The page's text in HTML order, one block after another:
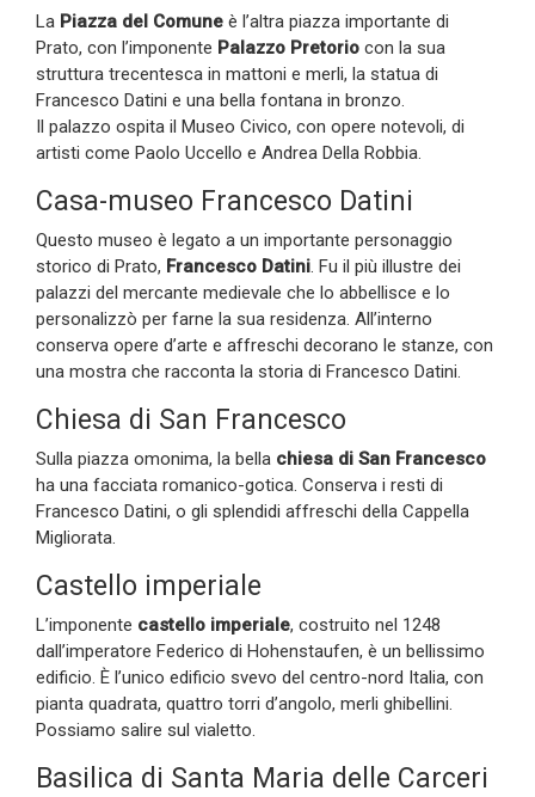
La Piazza del Comune è l’altra piazza importante di
Prato, con l’imponente Palazzo Pretorio con la sua
struttura trecentesca in mattoni e merli, la statua di
Francesco Datini e una bella fontana in bronzo.
Il palazzo ospita il Museo Civico, con opere notevoli, di
artisti come Paolo Uccello e Andrea Della Robbia.
Casa-museo Francesco Datini
Questo museo è legato a un importante personaggio
storico di Prato, Francesco Datini . Fu il più illustre dei
palazzi del mercante medievale che lo abbellisce e lo
personalizzò per farne la sua residenza. All’interno
conserva opere d’arte e affreschi decorano le stanze, con
una mostra che racconta la storia di Francesco Datini.
Chiesa di San Francesco
Sulla piazza omonima, la bella chiesa di San Francesco
ha una facciata romanico-gotica. Conserva i resti di
Francesco Datini, o gli splendidi affreschi della Cappella
Migliorata.
Castello imperiale
L’imponente castello imperiale, costruito nel 1248
dall’imperatore Federico di Hohenstaufen, è un bellissimo
edificio. È l’unico edificio svevo del centro-nord Italia, con
pianta quadrata, quattro torri d’angolo, merli ghibellini.
Possiamo salire sul vialetto.
Basilica di Santa Maria delle Carceri